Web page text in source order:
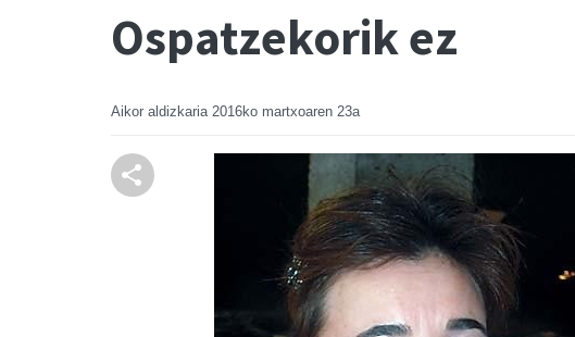
Ospatzekorik ez
Aikor aldizkaria 2016ko martxoaren 23a